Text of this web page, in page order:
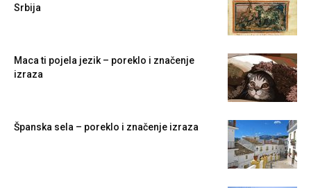
Srbija
Maca ti pojela jezik – poreklo i značenje
izraza
Španska sela – poreklo i značenje izraza